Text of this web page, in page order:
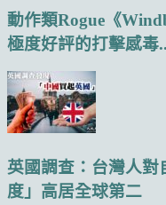
動作類Rogue《
極度好評的打擊感毒
英國調查：台灣人
度」高居全球第二